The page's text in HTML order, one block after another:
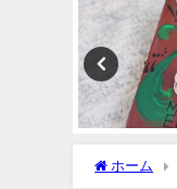
ホーム